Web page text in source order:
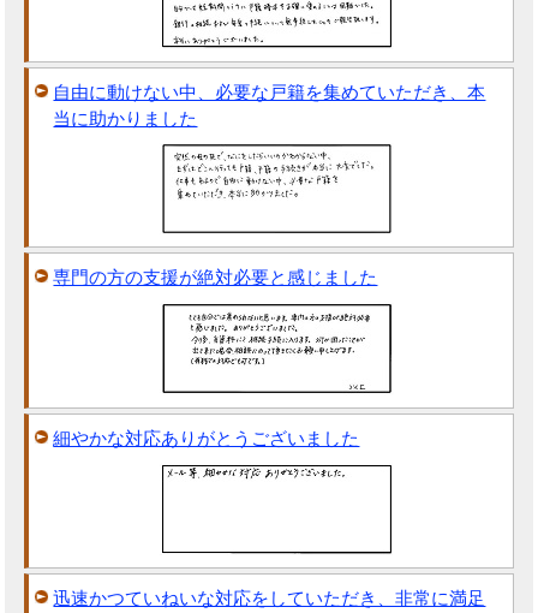
自由に動けない中、必要な戸籍を集めていただき、本
当に助かりました
専門の方の支援が絶対必要と感じました
細やかな対応ありがとうございました
迅速かつていねいな対応をしていただき、非常に満足